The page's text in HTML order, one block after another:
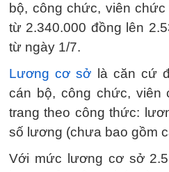
bộ, công chức, viên
từ 2.340.000 đồng lên
từ ngày 1/7.
Lương cơ sở là căn cứ
cán bộ, công chức,
trang theo công thức:
số lương (chưa bao gồm
Với mức lương cơ sở